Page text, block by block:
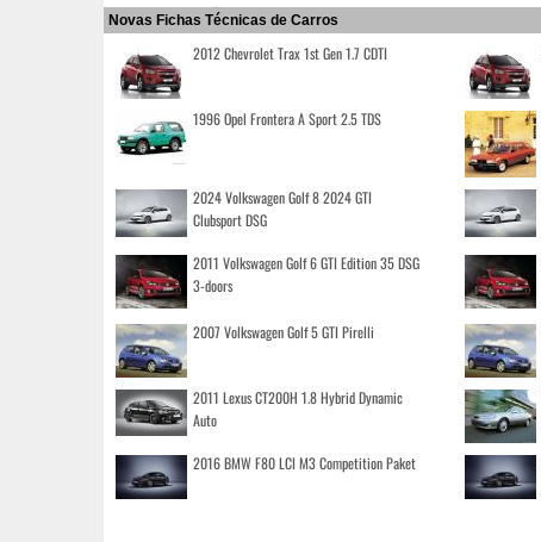
Novas Fichas Técnicas de Carros
2012 Chevrolet Trax 1st Gen 1.7 CDTI
1996 Opel Frontera A Sport 2.5 TDS
2024 Volkswagen Golf 8 2024 GTI
Clubsport DSG
2011 Volkswagen Golf 6 GTI Edition 35 DSG
3-doors
2007 Volkswagen Golf 5 GTI Pirelli
2011 Lexus CT200H 1.8 Hybrid Dynamic
Auto
2016 BMW F80 LCI M3 Competition Paket